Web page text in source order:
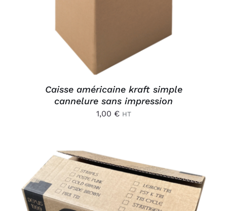
Caisse américaine kraft simple
cannelure sans impression
1,00 € HT